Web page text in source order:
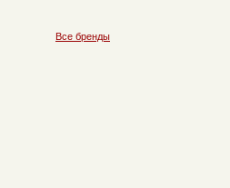
Все бренды